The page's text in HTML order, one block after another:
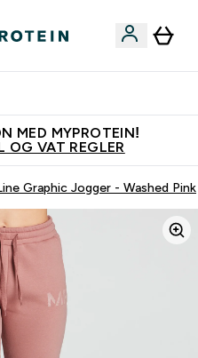
MED MYPROTEIN!
VAT REGLER
Graphic Jogger - Washed Pink